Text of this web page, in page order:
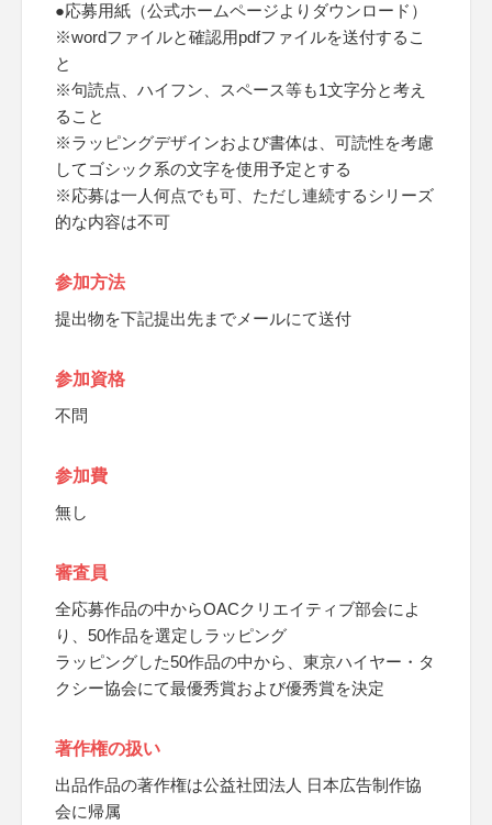
●応募用紙（公式ホームページよりダウンロード）
※wordファイルと確認用pdfファイルを送付するこ
と
※句読点、ハイフン、スペース等も1文字分と考え
ること
※ラッピングデザインおよび書体は、可読性を考慮
してゴシック系の文字を使用予定とする
※応募は一人何点でも可、ただし連続するシリーズ
的な内容は不可
参加方法
提出物を下記提出先までメールにて送付
参加資格
不問
参加費
無し
審査員
全応募作品の中からOACクリエイティブ部会によ
り、50作品を選定しラッピング
ラッピングした50作品の中から、東京ハイヤー・タ
クシー協会にて最優秀賞および優秀賞を決定
著作権の扱い
出品作品の著作権は公益社団法人 日本広告制作協
会に帰属